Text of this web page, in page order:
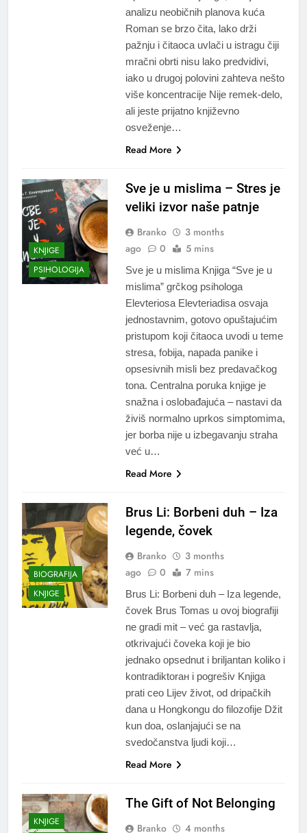
analizu neobičnih planova kuća
Roman se brzo čita, lako drži
pažnju i čitaoca uvlači u istragu čiji
mračni obrti nisu lako predvidivi,
iako u drugoj polovini zahteva nešto
više koncentracije Nije remek-delo,
ali jeste prijatno književno
osveženje…
Read More
KNJIGE
PSIHOLOGIJA
Sve je u mislima – Stres je
veliki izvor naše patnje
Branko
3 months
ago
0 5 mins
Sve je u mislima Knjiga “Sve je u
mislima” grčkog psihologa
Elevteriosa Elevteriadisa osvaja
jednostavnim, gotovo opuštajućim
pristupom koji čitaoca uvodi u teme
stresa, fobija, napada panike i
opsesivnih misli bez predavačkog
tona. Centralna poruka knjige je
snažna i oslobađajuća – nastavi da
živiš normalno uprkos simptomima,
jer borba nije u izbegavanju straha
već u…
Read More
BIOGRAFIJA
KNJIGE
Brus Li: Borbeni duh – Iza
legende, čovek
Branko
3 months
ago
0 7 mins
Brus Li: Borbeni duh – Iza legende,
čovek Brus Tomas u ovoj biografiji
ne gradi mit – već ga rastavlja,
otkrivajući čoveka koji je bio
jednako opsednut i briljantan koliko i
kontradiktorан i pogrešiv Knjiga
prati ceo Lijev život, od dripačkih
dana u Hongkongu do filozofije Džit
kun doa, oslanjajući se na
svedočanstva ljudi koji…
Read More
KNJIGE
The Gift of Not Belonging
Branko 4 months